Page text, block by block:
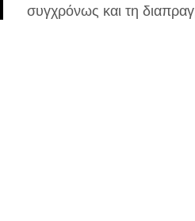
συγχρόνως και τη